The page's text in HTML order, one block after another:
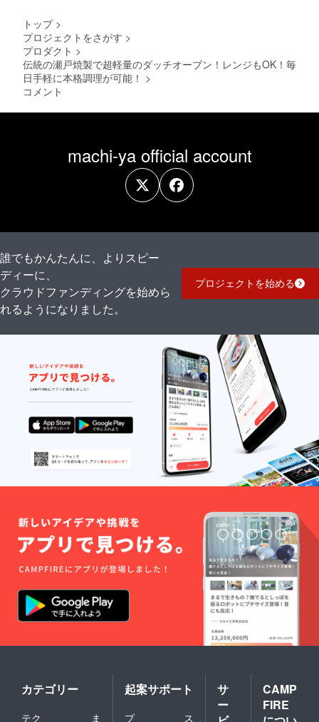
トップ >
プロジェクトをさがす >
プロダクト >
伝統の瀬戸焼製で超軽量のダッチオーブン！レンジもOK！毎
日手軽に本格調理が可能！ >
コメント
machi-ya official account
誰でもかんたんに、よりスピー
ディーに、
クラウドファンディングを始めら
れるようになりました。
プロジェクトを始める
カテゴリー
テク
ま
起案サポート
プ
ス
サ
ー
CAMP
FIRE